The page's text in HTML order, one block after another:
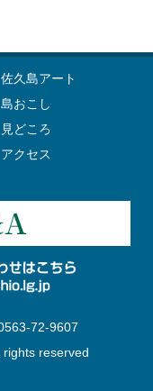
佐久島アート
島おこし
見どころ
アクセス
72-9607
reserved